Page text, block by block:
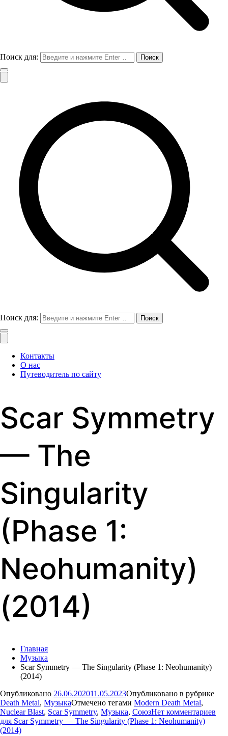
Поиск для:
Поиск для:
Контакты
О нас
Путеводитель по сайту
Scar Symmetry
— The
Singularity
(Phase 1:
Neohumanity)
(2014)
Главная
Музыка
Scar Symmetry — The Singularity (Phase 1: Neohumanity)
(2014)
Опубликовано 26.06.202011.05.2023Опубликовано в рубрике
Death Metal, МузыкаОтмечено тегами Modern Death Metal,
Nuclear Blast, Scar Symmetry, Музыка, СоюзНет комментариев
для Scar Symmetry — The Singularity (Phase 1: Neohumanity)
(2014)